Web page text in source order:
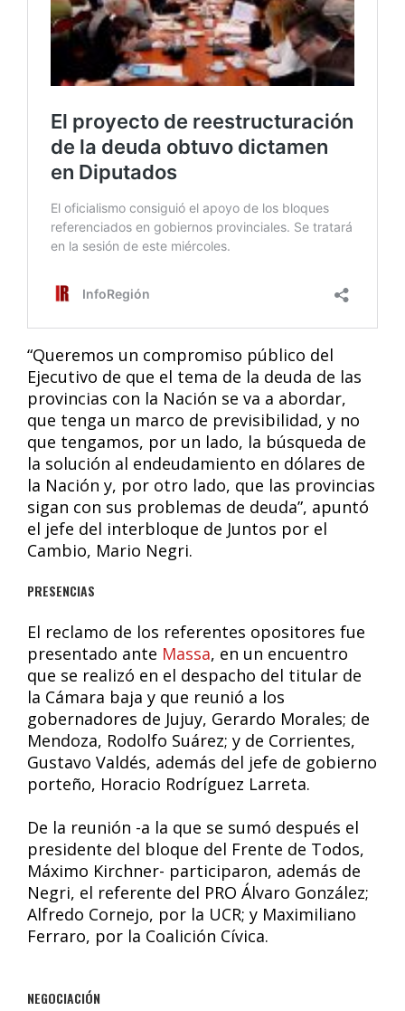
“Queremos un compromiso público del
Ejecutivo de que el tema de la deuda de las
provincias con la Nación se va a abordar,
que tenga un marco de previsibilidad, y no
que tengamos, por un lado, la búsqueda de
la solución al endeudamiento en dólares de
la Nación y, por otro lado, que las provincias
sigan con sus problemas de deuda”, apuntó
el jefe del interbloque de Juntos por el
Cambio, Mario Negri.
PRESENCIAS
El reclamo de los referentes opositores fue
presentado ante Massa, en un encuentro
que se realizó en el despacho del titular de
la Cámara baja y que reunió a los
gobernadores de Jujuy, Gerardo Morales; de
Mendoza, Rodolfo Suárez; y de Corrientes,
Gustavo Valdés, además del jefe de gobierno
porteño, Horacio Rodríguez Larreta.
De la reunión -a la que se sumó después el
presidente del bloque del Frente de Todos,
Máximo Kirchner- participaron, además de
Negri, el referente del PRO Álvaro González;
Alfredo Cornejo, por la UCR; y Maximiliano
Ferraro, por la Coalición Cívica.
NEGOCIACIÓN